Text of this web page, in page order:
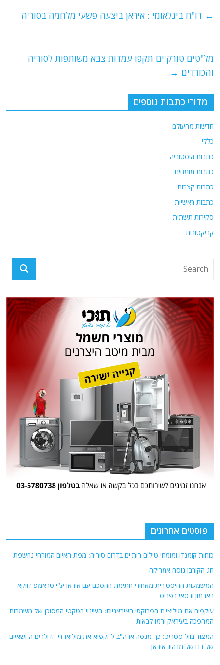
s
p
g
l
er
e
o
← דו"ח בינלאומי : איראן ביצעה פשעי מלחמה בסוריה
מל"טים טורקיים תקפו עמדות צבא משותפות לסוריה
והכורדים →
מדורי כתבות נוספים
חדשות מהעולם
כללי
כתבות היסטוריה
כתבות מומחים
כתבות קצרות
כתבות ראשיות
סקירות תשתית
קריקטורות
פוסטים אחרונים
כוחות קומנדו ומומחי טילים חות'ים בדרום סוריה: מפת האיום המזרחי נחשפת
חג הקורבן נוסח אמריקה
המשמעות ההיסטורית מאחורי חתימת ההסכם עם איראן ע"י טראמפ דווקא
בארמון ורסאי בפריס
עוקפים את מיליציות הפרוקסי האיראניות: השינוי הטקטי המסוכן של משמרות
המהפכה בעיראק ורמז לבאות
המצוד בוול סטריט: כך מנסה ארה"ב להקפיא את מיליארדי הדולרים החשאיים
של בנו של מנהיג איראן